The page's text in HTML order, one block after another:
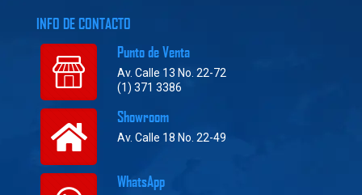
INFO DE CONTACTO
Punto de Venta
Av. Calle 13 No. 22-72
(1) 371 3386
Showroom
Av. Calle 18 No. 22-49
WhatsApp